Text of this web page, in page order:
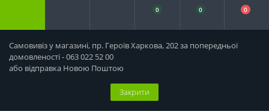
Самовивіз у магазині, пр. Героїв Харкова, 202 за попередньої
домовленості - 063 022 52 00
або відправка Новою Поштою
Закрити
0 0 0